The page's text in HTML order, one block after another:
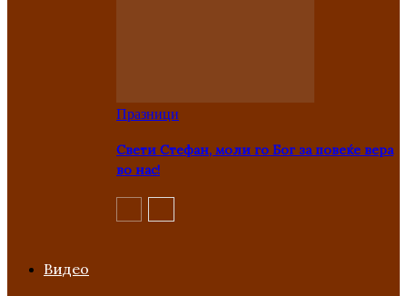
Празници
Свети Стефан, моли го Бог за повеќе вера
во нас!
Видео